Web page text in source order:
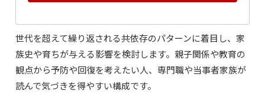
世代を超えて繰り返される共依存のパターンに着目し、家
族史や育ちが与える影響を検討します。親子関係や教育の
観点から予防や回復を考えたい人、専門職や当事者家族が
読んで気づきを得やすい構成です。